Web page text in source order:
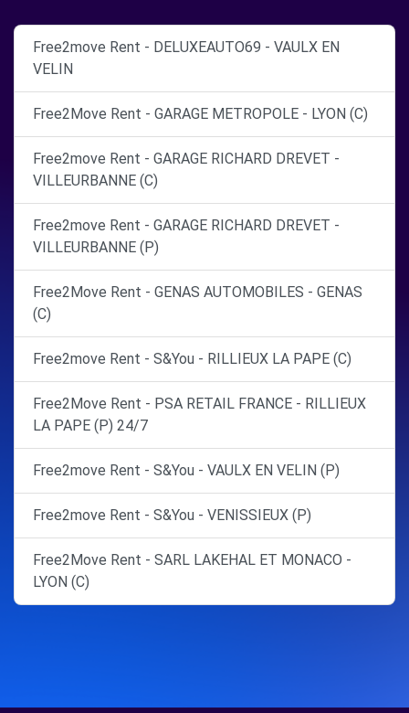
Free2move Rent - DELUXEAUTO69 - VAULX EN
VELIN
Free2Move Rent - GARAGE METROPOLE - LYON (C)
Free2move Rent - GARAGE RICHARD DREVET -
VILLEURBANNE (C)
Free2move Rent - GARAGE RICHARD DREVET -
VILLEURBANNE (P)
Free2Move Rent - GENAS AUTOMOBILES - GENAS
(C)
Free2move Rent - S&You - RILLIEUX LA PAPE (C)
Free2Move Rent - PSA RETAIL FRANCE - RILLIEUX
LA PAPE (P) 24/7
Free2move Rent - S&You - VAULX EN VELIN (P)
Free2move Rent - S&You - VENISSIEUX (P)
Free2Move Rent - SARL LAKEHAL ET MONACO -
LYON (C)